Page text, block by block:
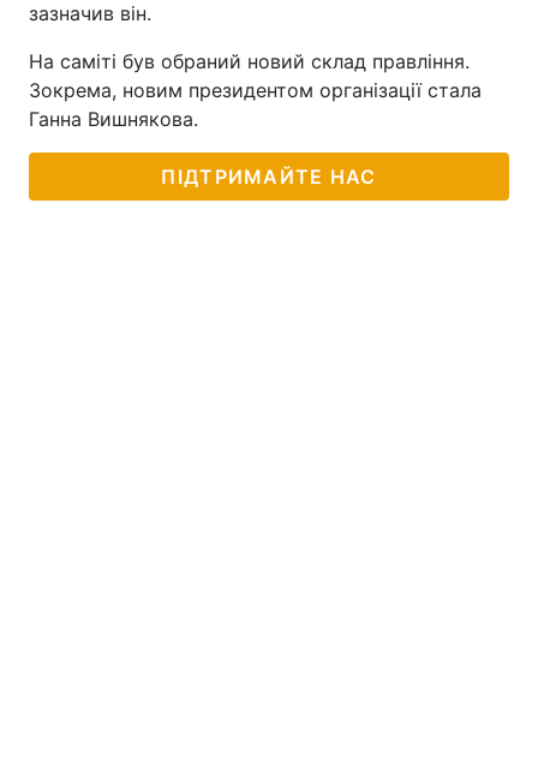
зазначив він.
На саміті був обраний новий склад правління.
Зокрема, новим президентом організації стала
Ганна Вишнякова.
ПІДТРИМАЙТЕ НАС